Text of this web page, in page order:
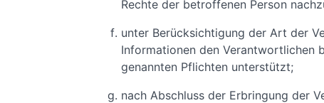
Rechte der betroffenen Person
unter Berücksichtigung der Art der
Informationen den Verantwortlichen
genannten Pflichten unterstützt;
nach Abschluss der Erbringung der